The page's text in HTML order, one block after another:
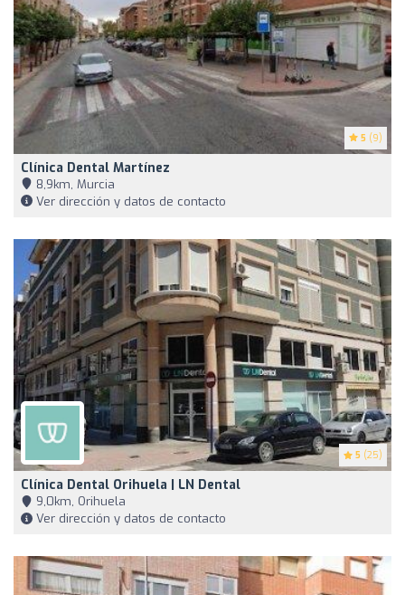
5 (9)
Clínica Dental Martínez
8,9km, Murcia
Ver dirección y datos de contacto
5 (25)
Clínica Dental Orihuela | LN Dental
9,0km, Orihuela
Ver dirección y datos de contacto